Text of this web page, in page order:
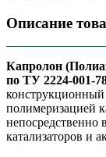
Описание
Капролон
по ТУ 2224-001-
полимеризацией
непосредственно
катализаторов и